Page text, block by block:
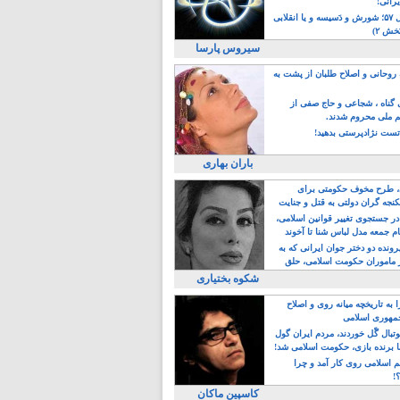
رویداد سال ۵۷؛ شورش و دَسیسه و یا انقلابی
۲)
سیروس پارسا
و اصلاح طلبان از پشت به
گناه ، شجاعی و حاج صفی از
ملی محروم شدند.
نژادپرستی بدهید!
باران بهاری
مخوف حکومتی برای
گران دولتی به قتل و جنایت
جستجوی تغییر قوانین اسلامی،
جمعه مدل لباس شنا تا آخوند
دو دختر جوان ایرانی که به
ماموران حکومت اسلامی، حلق
شکوه بختیاری
به تاریخچه میانه روی و اصلاح
اسلامی
گًل خوردند، مردم ایران گول
برنده بازی، حکومت اسلامی شد!
اسلامی روی کار آمد و چرا
کاسپین ماکان